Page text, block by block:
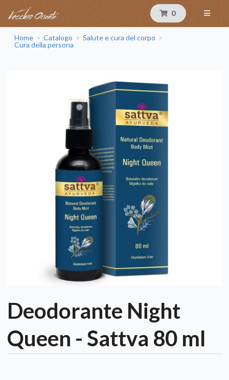
0
Home > Catalogo > Salute e cura del corpo >
Cura della persona
Deodorante Night
Queen - Sattva 80 ml